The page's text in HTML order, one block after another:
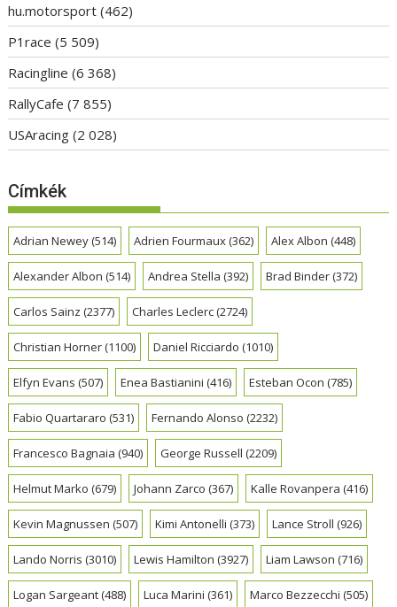
hu.motorsport (462)
P1race (5 509)
Racingline (6 368)
RallyCafe (7 855)
USAracing (2 028)
Címkék
Adrian Newey(514) Adrien Fourmaux(362) Alex Albon (448)
Alexander Albon (514) Andrea Stella (392) Brad Binder(372)
Carlos Sainz (2377) Charles Leclerc(2724)
Christian Horner(1100) Daniel Ricciardo (1010)
Elfyn Evans (507) Enea Bastianini (416) Esteban Ocon (785)
Fabio Quartararo (531) Fernando Alonso (2232)
Francesco Bagnaia (940) George Russell (2209)
Helmut Marko (679) Johann Zarco (367) Kalle Rovanpera (416)
Kevin Magnussen (507) Kimi Antonelli (373) Lance Stroll (926)
Lando Norris (3010) Lewis Hamilton (3927) Liam Lawson (716)
Logan Sargeant(488) Luca Marini (361) Marco Bezzecchi (505)